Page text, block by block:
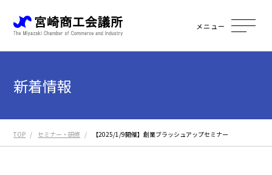
メニュー
新着情報
TOP セミナー・研修 【2025/1/9開催】創業ブラッシュアップセミナー